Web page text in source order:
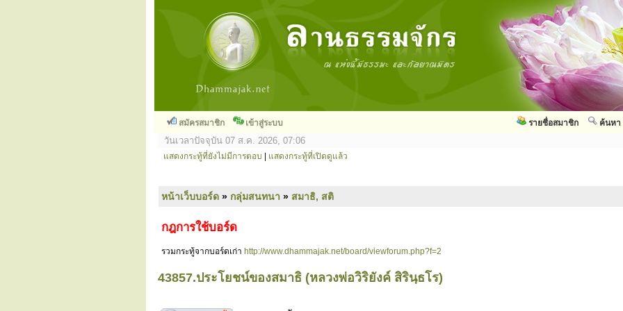
สมัครสมาชิก เข้าสู่ระบบ ค้นหา
รายชื่อสมาชิก
วันเวลาปัจจุบัน 07 ส.ค. 2026, 07:06
แสดงกระทู้ที่ยังไม่มีการตอบ แสดงกระทู้ที่เปิดดูแล้ว
หน้าเว็บบอร์ด » กลุ่มสนทนา » สมาธิ, สติ
กฎการใช้บอร์ด
รวมกระทู้จากบอร์ดเก่า http://www.dhammajak.net/board/viewforum.php?f=2
43857.ประโยชน์ของสมาธิ (หลวงพ่อวิริยังค์ สิรินฺธโร)